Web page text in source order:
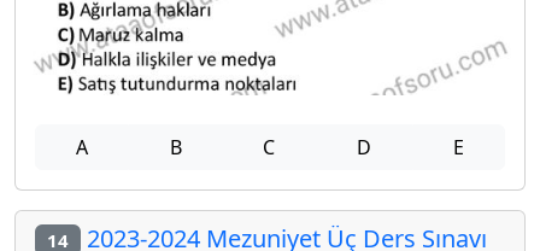
A B C D E
14 2023-2024 Mezuniyet Üç Ders Sınavı